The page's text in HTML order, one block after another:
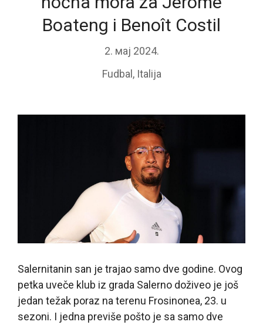
Boateng i Benoît Costil
2. мај 2024.
Fudbal , Italija
Salernitanin san je trajao samo dve godine. Ovog
petka uveče klub iz grada Salerno doživeo je još
jedan težak poraz na terenu Frosinonea, 23. u
sezoni. I jedna previše pošto je sa samo dve